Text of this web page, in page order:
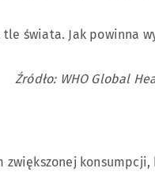
Źródło: WHO Global
zwiększonej